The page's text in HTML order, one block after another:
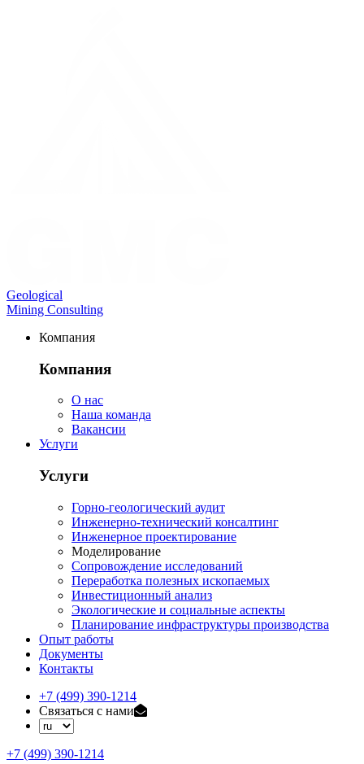
Geological
Mining Consulting
Компания
Компания
О нас
Наша команда
Вакансии
Услуги
Услуги
Горно-геологический аудит
Инженерно-технический консалтинг
Инженерное проектирование
Моделирование
Сопровождение исследований
Переработка полезных ископаемых
Инвестиционный анализ
Экологические и социальные аспекты
Планирование инфраструктуры производства
Опыт работы
Документы
Контакты
+7 (499) 390-1214
Связаться с нами
+7 (499) 390-1214